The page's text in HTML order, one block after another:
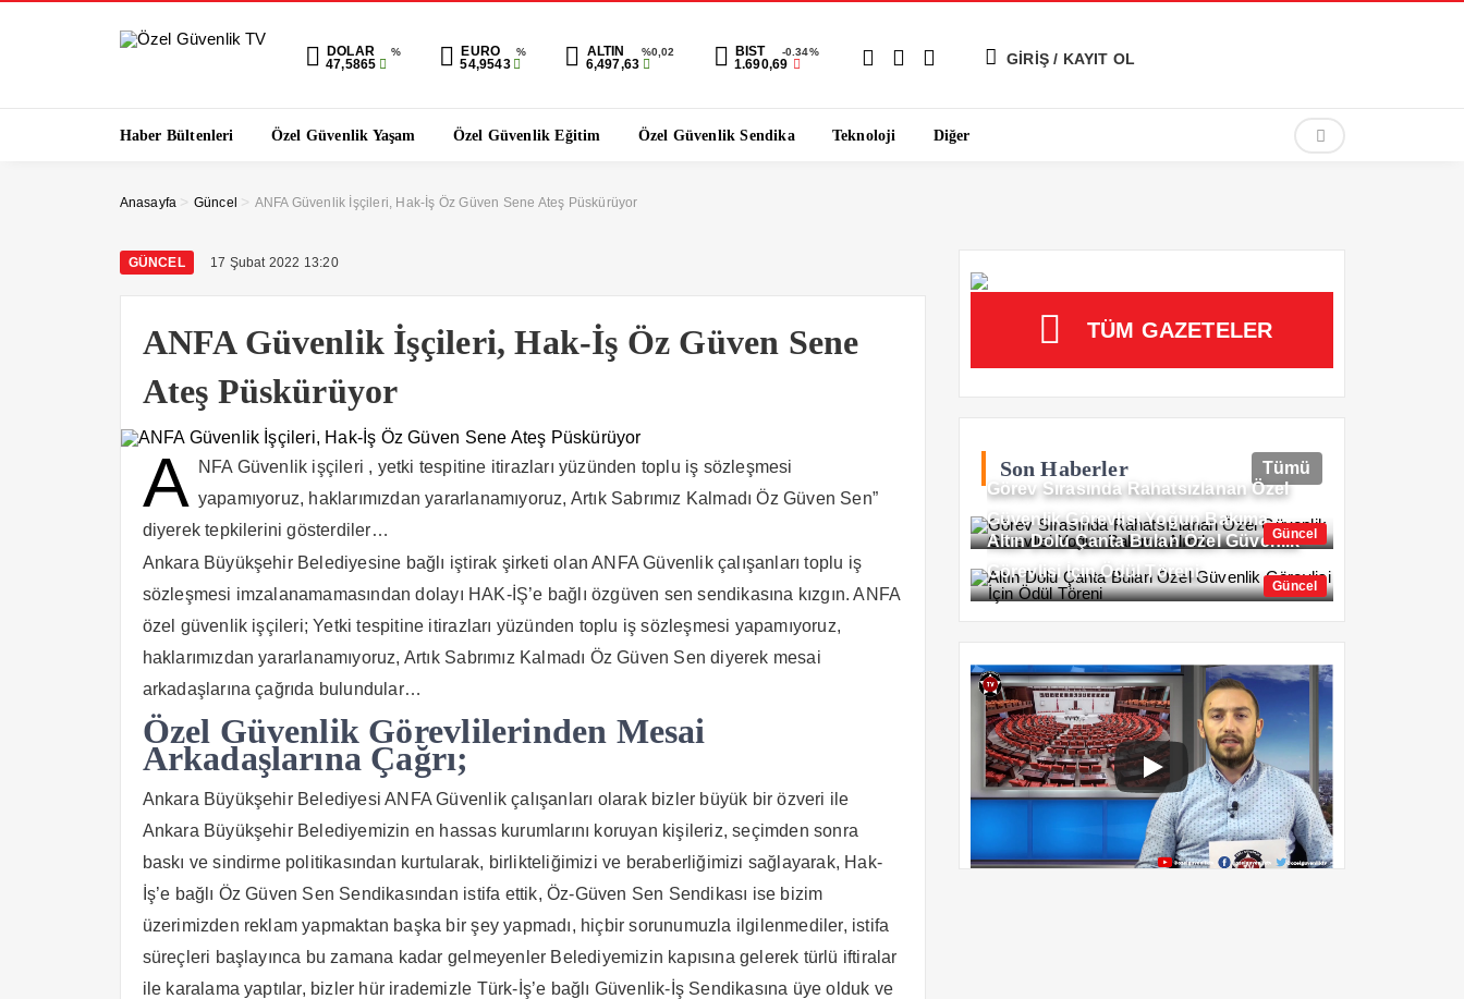
DOLAR %
47,5865
EURO %
54,9543
ALTIN %0,02
6,497,63
BIST -0.34%
1.690,69 GİRİŞ / KAYIT OL
Haber Bültenleri Özel Güvenlik Yaşam Özel Güvenlik Eğitim Özel Güvenlik Sendika Teknoloji Diğer
Anasayfa > Güncel > ANFA Güvenlik İşçileri, Hak-İş Öz Güven Sene Ateş Püskürüyor
GÜNCEL 17 Şubat 2022 13:20
ANFA Güvenlik İşçileri, Hak-İş Öz Güven Sene
Ateş Püskürüyor
A
NFA Güvenlik işçileri , yetki tespitine itirazları yüzünden toplu iş sözleşmesi
yapamıyoruz, haklarımızdan yararlanamıyoruz, Artık Sabrımız Kalmadı Öz Güven Sen”
diyerek tepkilerini gösterdiler…
Ankara Büyükşehir Belediyesine bağlı iştirak şirketi olan ANFA Güvenlik çalışanları toplu iş
sözleşmesi imzalanamamasından dolayı HAK-İŞ’e bağlı özgüven sen sendikasına kızgın. ANFA
özel güvenlik işçileri; Yetki tespitine itirazları yüzünden toplu iş sözleşmesi yapamıyoruz,
haklarımızdan yararlanamıyoruz, Artık Sabrımız Kalmadı Öz Güven Sen diyerek mesai
arkadaşlarına çağrıda bulundular…
Özel Güvenlik Görevlilerinden Mesai
Arkadaşlarına Çağrı;
Ankara Büyükşehir Belediyesi ANFA Güvenlik çalışanları olarak bizler büyük bir özveri ile
Ankara Büyükşehir Belediyemizin en hassas kurumlarını koruyan kişileriz, seçimden sonra
baskı ve sindirme politikasından kurtularak, birlikteliğimizi ve beraberliğimizi sağlayarak, Hak-
İş’e bağlı Öz Güven Sen Sendikasından istifa ettik, Öz-Güven Sen Sendikası ise bizim
üzerimizden reklam yapmaktan başka bir şey yapmadı, hiçbir sorunumuzla ilgilenmediler, istifa
süreçleri başlayınca bu zamana kadar gelmeyenler Belediyemizin kapısına gelerek türlü iftiralar
ile karalama yaptılar, bizler hür irademizle Türk-İş’e bağlı Güvenlik-İş Sendikasına üye olduk ve
TÜM GAZETELER
Son Haberler Tümü
Güncel
Görev Sırasında Rahatsızlanan Özel
Güvenlik Görevlisi Yoğun Bakıma
Alındı
Güncel
Altın Dolu Çanta Bulan Özel Güvenlik
Görevlisi İçin Ödül Töreni